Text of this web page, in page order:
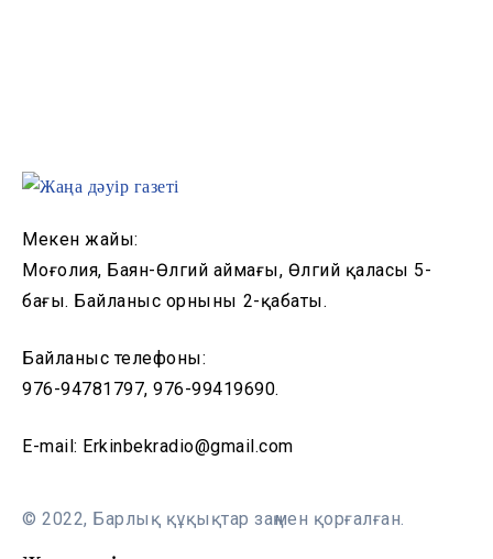
Мекен жайы:
Моңғолия, Баян-Өлгий аймағы, Өлгий қаласы 5-
бағы. Байланыс орнының 2-қабаты.
Байланыс телефоны:
976-94781797, 976-99419690.
E-mail: Erkinbekradio@gmail.com
© 2022, Барлық құқықтар заңмен қорғалған.